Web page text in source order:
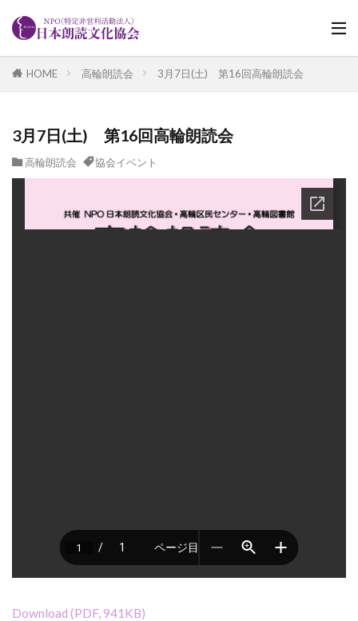
HOME 高輪朗読会 3月7日(土) 第16回高輪朗読会
3月7日(土) 第16回高輪朗読会
高輪朗読会 協会イベント
Download (PDF, 941KB)